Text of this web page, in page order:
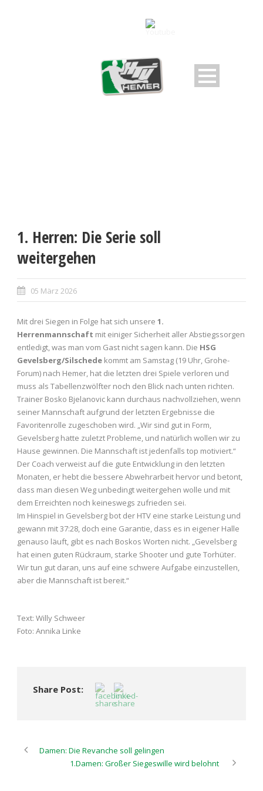
1. Herren: Die Serie soll
weitergehen
05 März 2026
Mit drei Siegen in Folge hat sich unsere 1.
Herrenmannschaft mit einiger Sicherheit aller Abstiegssorgen
entledigt, was man vom Gast nicht sagen kann. Die HSG
Gevelsberg/Silschede kommt am Samstag (19 Uhr, Grohe-
Forum) nach Hemer, hat die letzten drei Spiele verloren und
muss als Tabellenzwölfter noch den Blick nach unten richten.
Trainer Bosko Bjelanovic kann durchaus nachvollziehen, wenn
seiner Mannschaft aufgrund der letzten Ergebnisse die
Favoritenrolle zugeschoben wird. „Wir sind gut in Form,
Gevelsberg hatte zuletzt Probleme, und natürlich wollen wir zu
Hause gewinnen. Die Mannschaft ist jedenfalls top motiviert.“
Der Coach verweist auf die gute Entwicklung in den letzten
Monaten, er hebt die bessere Abwehrarbeit hervor und betont,
dass man diesen Weg unbedingt weitergehen wolle und mit
dem Erreichten noch keineswegs zufrieden sei.
Im Hinspiel in Gevelsberg bot der HTV eine starke Leistung und
gewann mit 37:28, doch eine Garantie, dass es in eigener Halle
genauso läuft, gibt es nach Boskos Worten nicht. „Gevelsberg
hat einen guten Rückraum, starke Shooter und gute Torhüter.
Wir tun gut daran, uns auf eine schwere Aufgabe einzustellen,
aber die Mannschaft ist bereit.“
Text: Willy Schweer
Foto: Annika Linke
Share Post:
Damen: Die Revanche soll gelingen
1.Damen: Großer Siegeswille wird belohnt